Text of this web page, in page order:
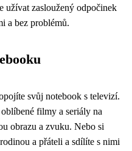
užívat zasloužený odpočinek
a bez problémů.
svůj notebook s televizí.
filmy a seriály na
obrazu a zvuku. Nebo si
a přáteli a sdílíte s nimi